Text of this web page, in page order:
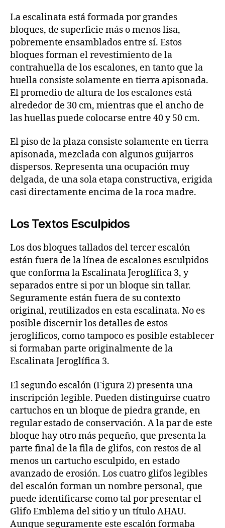
La escalinata está formada por grandes
bloques, de superficie más o menos lisa,
pobremente ensamblados entre sí. Estos
bloques forman el revestimiento de la
contrahuella de los escalones, en tanto que la
huella consiste solamente en tierra apisonada.
El promedio de altura de los escalones está
alrededor de 30 cm, mientras que el ancho de
las huellas puede colocarse entre 40 y 50 cm.
El piso de la plaza consiste solamente en tierra
apisonada, mezclada con algunos guijarros
dispersos. Representa una ocupación muy
delgada, de una sola etapa constructiva, erigida
casi directamente encima de la roca madre.
Los Textos Esculpidos
Los dos bloques tallados del tercer escalón
están fuera de la línea de escalones esculpidos
que conforma la Escalinata Jeroglífica 3, y
separados entre si por un bloque sin tallar.
Seguramente están fuera de su contexto
original, reutilizados en esta escalinata. No es
posible discernir los detalles de estos
jeroglíficos, como tampoco es posible establecer
si formaban parte originalmente de la
Escalinata Jeroglífica 3.
El segundo escalón (Figura 2) presenta una
inscripción legible. Pueden distinguirse cuatro
cartuchos en un bloque de piedra grande, en
regular estado de conservación. A la par de este
bloque hay otro más pequeño, que presenta la
parte final de la fila de glifos, con restos de al
menos un cartucho esculpido, en estado
avanzado de erosión. Los cuatro glifos legibles
del escalón forman un nombre personal, que
puede identificarse como tal por presentar el
Glifo Emblema del sitio y un título AHAU.
Aunque seguramente este escalón formaba